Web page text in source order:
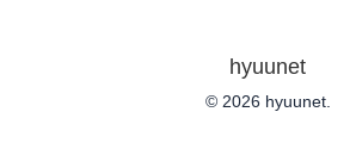
hyuunet
© 2026 hyuunet.